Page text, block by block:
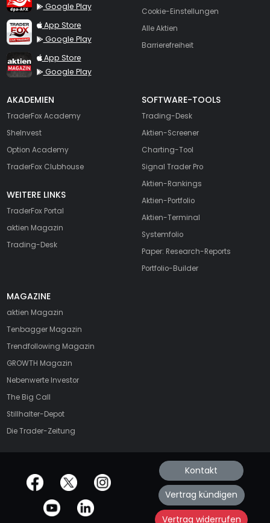
Google Play
TraderFox Live Trading
App Store
Google Play
TraderFox aktien Magazin
App Store
Google Play
Cookie-Einstellungen
Alle Aktien
Barrierefreiheit
AKADEMIEN
TraderFox Academy
SheInvest
Option Academy
TraderFox Clubhouse
WEITERE LINKS
TraderFox Portal
aktien Magazin
Trading-Desk
SOFTWARE-TOOLS
Trading-Desk
Aktien-Screener
Charting-Tool
Signal Trader Pro
Aktien-Rankings
Aktien-Portfolio
Aktien-Terminal
Systemfolio
Paper: Research-Reports
Portfolio-Builder
MAGAZINE
aktien Magazin
Tenbagger Magazin
Trendfollowing Magazin
GROWTH Magazin
Nebenwerte Investor
The Big Call
Stillhalter-Depot
Die Trader-Zeitung
offizielle Social Media-Accounts Kontakt
Vertrag kündigen
Vertrag widerrufen